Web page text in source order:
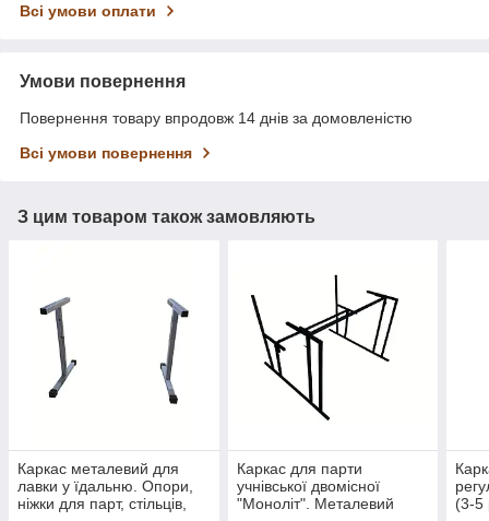
Всі умови оплати
Умови повернення
Повернення товару впродовж 14 днів за домовленістю
Всі умови повернення
З цим товаром також замовляють
Каркас металевий для
лавки у їдальню. Опори,
ніжки для парт, стільців,
Каркас для парти
учнівської двомісної
"Моноліт". Металевий
(3-5